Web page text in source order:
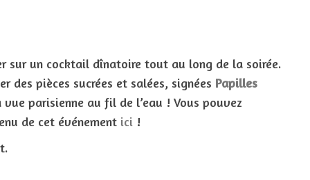
sur un cocktail dînatoire tout au long de la soirée.
des pièces sucrées et salées, signées Papilles
parisienne au fil de l’eau ! Vous pouvez
de cet événement ici !